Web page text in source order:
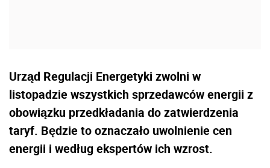
Urząd Regulacji Energetyki zwolni w
listopadzie wszystkich sprzedawców energii z
obowiązku przedkładania do zatwierdzenia
taryf. Będzie to oznaczało uwolnienie cen
energii i według ekspertów ich wzrost.